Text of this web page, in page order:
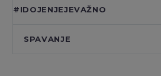
#IDOJENJEJEVAŽNO
SPAVANJE